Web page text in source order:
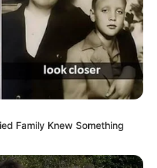
Family Knew Something